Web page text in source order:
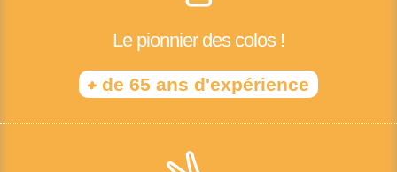
Le pionnier des colos !
+ de 65 ans d'expérience